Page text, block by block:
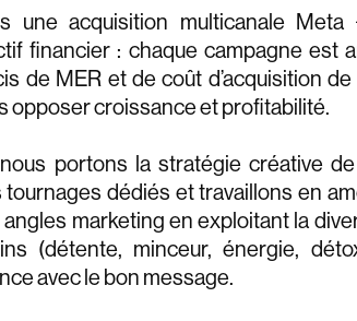
une acquisition multicanale
financier : chaque campagne est
de MER et de coût d’acquisition
opposer croissance et profitabilité.
portons la stratégie créative
dédiés et travaillons en
marketing en exploitant la
(détente, minceur, énergie,
avec le bon message.